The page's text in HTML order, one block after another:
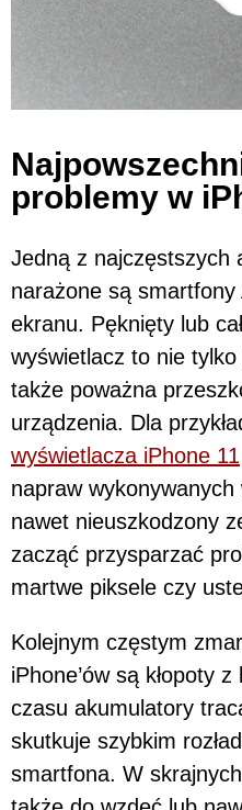
problemy w
Jedną z najczęstszych
narażone są
ekranu. Pęknięty lub
wyświetlacz to nie
także poważna
urządzenia. Dla
wyświetlacza iPhone 11
napraw
nawet nieuszkodzony
zacząć przysparzać
martwe piksele czy
Kolejnym częstym
iPhone’ów są kłopoty
czasu akumulatory
skutkuje szybkim
smartfona. W